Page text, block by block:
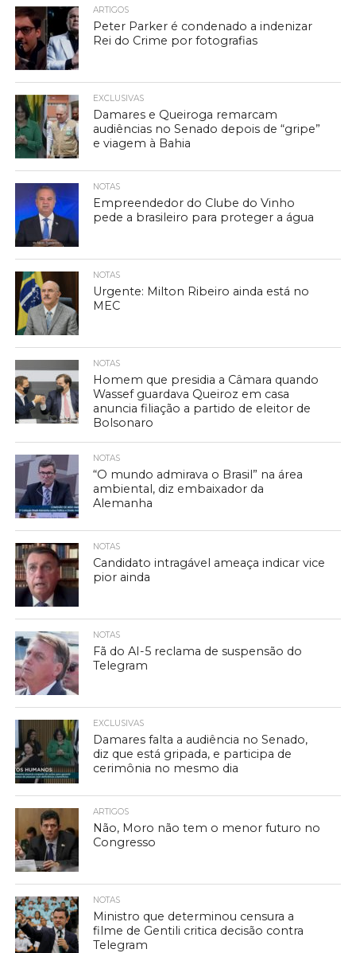
ARTIGOS
Peter Parker é condenado a indenizar
Rei do Crime por fotografias
EXCLUSIVAS
Damares e Queiroga remarcam
audiências no Senado depois de “gripe”
e viagem à Bahia
NOTAS
Empreendedor do Clube do Vinho
pede a brasileiro para proteger a água
NOTAS
Urgente: Milton Ribeiro ainda está no
MEC
NOTAS
Homem que presidia a Câmara quando
Wassef guardava Queiroz em casa
anuncia filiação a partido de eleitor de
Bolsonaro
NOTAS
“O mundo admirava o Brasil” na área
ambiental, diz embaixador da
Alemanha
NOTAS
Candidato intragável ameaça indicar vice
pior ainda
NOTAS
Fã do AI-5 reclama de suspensão do
Telegram
EXCLUSIVAS
Damares falta a audiência no Senado,
diz que está gripada, e participa de
cerimônia no mesmo dia
ARTIGOS
Não, Moro não tem o menor futuro no
Congresso
NOTAS
Ministro que determinou censura a
filme de Gentili critica decisão contra
Telegram